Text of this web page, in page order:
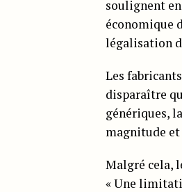
soulignent
économique
légalisation
Les
disparaître
génériques,
magnitude et
Malgré cela,
« Une